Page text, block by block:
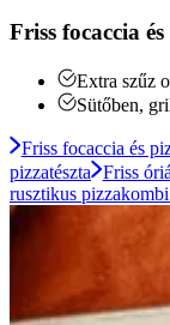
Friss focaccia
Extra szűz
Sütőben,
Friss focaccia és
pizzatészta
Friss
rusztikus